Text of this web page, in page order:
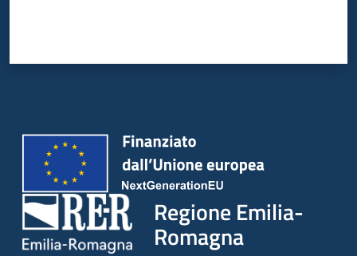
Regione Emilia-
Romagna